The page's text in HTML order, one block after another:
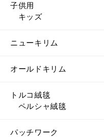
子供用
キッズ
ニューキリム
オールドキリム
トルコ絨毯
ペルシャ絨毯
パッチワーク